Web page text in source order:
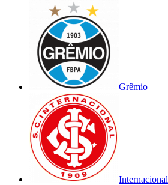
Grêmio
Internacional